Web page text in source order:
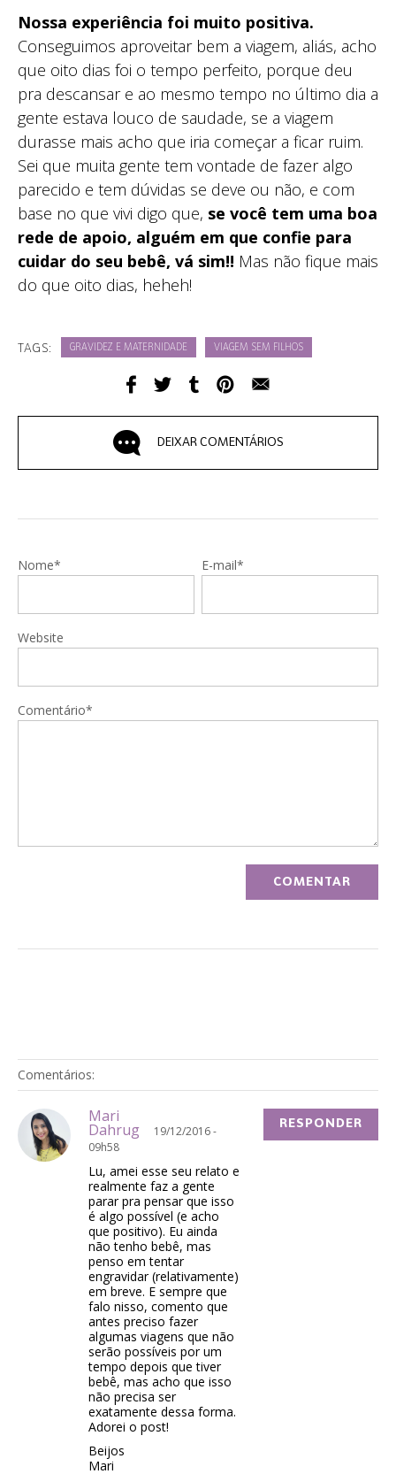
Nossa experiência foi muito positiva.
Conseguimos aproveitar bem a viagem, aliás, acho
que oito dias foi o tempo perfeito, porque deu
pra descansar e ao mesmo tempo no último dia a
gente estava louco de saudade, se a viagem
durasse mais acho que iria começar a ficar ruim.
Sei que muita gente tem vontade de fazer algo
parecido e tem dúvidas se deve ou não, e com
base no que vivi digo que, se você tem uma boa
rede de apoio, alguém em que confie para
cuidar do seu bebê, vá sim!! Mas não fique mais
do que oito dias, heheh!
TAGS: GRAVIDEZ E MATERNIDADE VIAGEM SEM FILHOS
DEIXAR COMENTÁRIOS
Nome* E-mail*
Website
Comentário*
Comentários:
Mari
Dahrug
19/12/2016 -
09h58
Lu, amei esse seu relato e
realmente faz a gente
parar pra pensar que isso
é algo possível (e acho
que positivo). Eu ainda
não tenho bebê, mas
penso em tentar
engravidar (relativamente)
em breve. E sempre que
falo nisso, comento que
antes preciso fazer
algumas viagens que não
serão possíveis por um
tempo depois que tiver
bebê, mas acho que isso
não precisa ser
exatamente dessa forma.
Adorei o post!
Beijos
Mari
RESPONDER